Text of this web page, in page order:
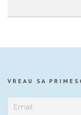
VREAU SA